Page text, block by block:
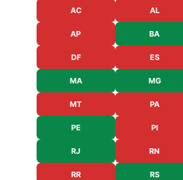
AC AL
AP BA
DF ES
MA MG
MT PA
PE PI
RJ RN
RR RS